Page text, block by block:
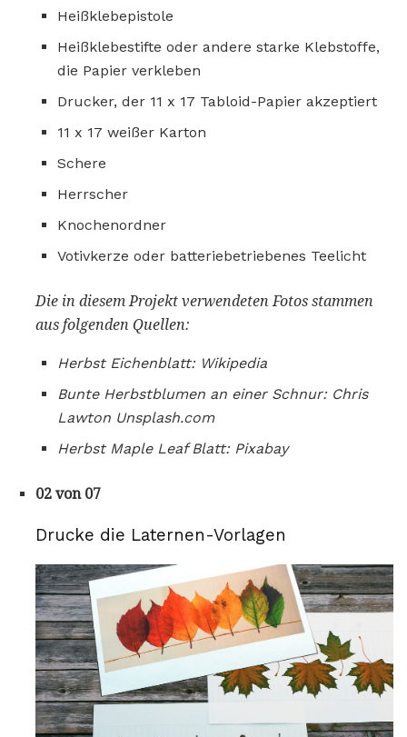
Heißklebepistole
Heißklebestifte oder andere starke Klebstoffe,
die Papier verkleben
Drucker, der 11 x 17 Tabloid-Papier akzeptiert
11 x 17 weißer Karton
Schere
Herrscher
Knochenordner
Votivkerze oder batteriebetriebenes Teelicht
Die in diesem Projekt verwendeten Fotos stammen
aus folgenden Quellen:
Herbst Eichenblatt: Wikipedia
Bunte Herbstblumen an einer Schnur: Chris
Lawton Unsplash.com
Herbst Maple Leaf Blatt: Pixabay
02 von 07
Drucke die Laternen-Vorlagen